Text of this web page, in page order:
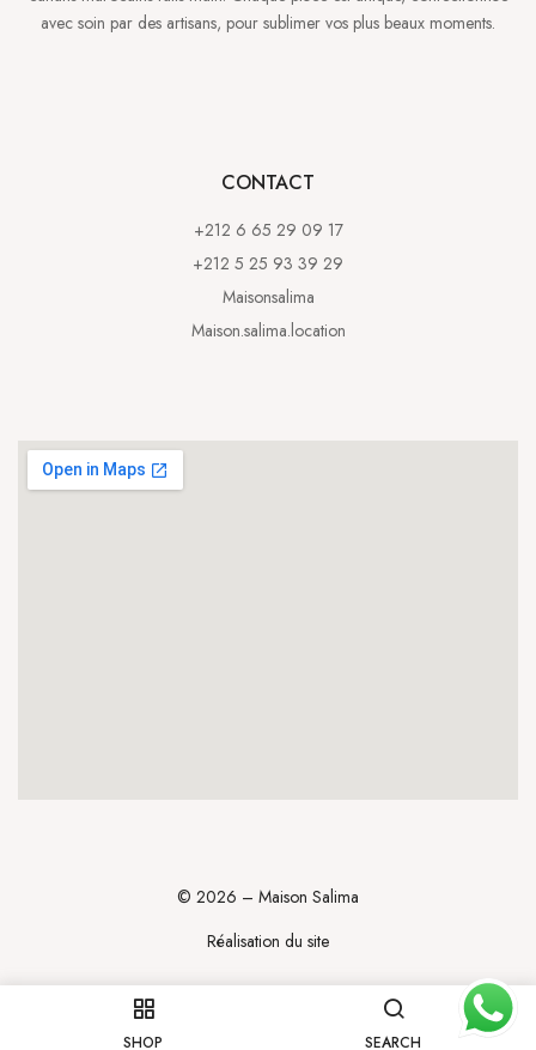
SHOP SEARCH
avec soin par des artisans, pour sublimer vos plus beaux moments.
CONTACT
+212 6 65 29 09 17
+212 5 25 93 39 29
Maisonsalima
Maison.salima.location
© 2026 – Maison Salima
Réalisation du site